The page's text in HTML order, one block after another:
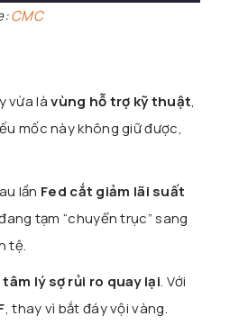
CMC
vừa làvùng hỗ trợ kỹ thuật,
mốc này không giữ được,
lần Fed cắt giảm lãi suất
tạm “chuyển trục” sang
tệ.
lý sợ rủi ro quay lại. Với
, thay vì bắt đáy vội vàng.